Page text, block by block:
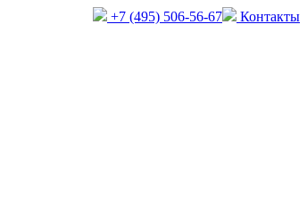
+7 (495) 506-56-67 Контакты